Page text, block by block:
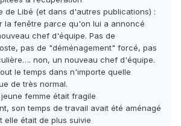
de Libé (et dans d'autres publications) :
la fenêtre parce qu'on lui a annoncé
chef d'équipe. Pas de
pas de "déménagement" forcé, pas
non, un nouveau chef d'équipe.
le temps dans n'importe quelle
de très normal.
femme était fragile
son temps de travail avait été aménagé
elle était de plus suivie